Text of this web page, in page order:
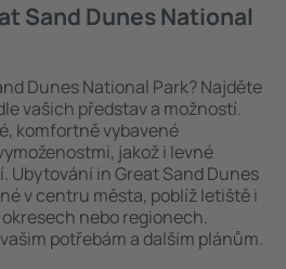
Sand Dunes National
Dunes National Park? Najděte
vašich představ a možností.
komfortně vybavené
jakož i levné
Ubytování in Great Sand Dunes
v centru města, poblíž letiště i
nebo regionech.
potřebám a dalším plánům.